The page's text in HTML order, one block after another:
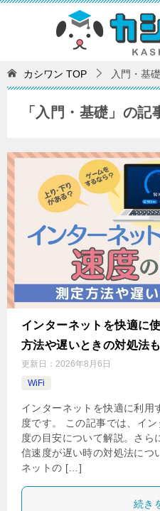
カシワン TOP 入門・基礎
「入門・基礎」の記
インターネットを快適に
方法や遅いときの対処法も
更新日： 2026年8月6日
WiFi
インターネットを快適に利用
度です。 この記事では、イ
度の目安について解説。さら
信速度が遅い時の対処法につ
ネットの […]
続き